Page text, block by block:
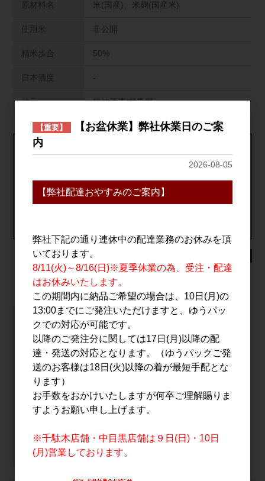
原材料名 米(国産)、米麹(国産米)
使用米 非公開
精米歩合 50%
日本酒度 -
蔵元 龍神酒造/群馬県
1個口につき､19,800円(税込)以上のご購入で送料無料！
※北海道･中国･四国･九州･沖縄･離島は対象外の為､送料が発生
致します｡
※自社配送便は対象外
龍神酒造/群馬県
龍神の井戸より汲み上げるやわらかな極軟水を用い米の個性
を引き出す酒造りを心がけ、米本来の旨味を味わえる芳醇旨
口タイプの酒質を目指しております。
最もこだわるのは、日本酒ならではの伝統技法とその技を用
伝統の技を土台にしつつ、新たな挑戦を行い技術を磨き、
日々精進していっております。
【重要】
【お盆休業】弊社休業日のご案
内
2026-08-05
【弊社配達おやすみのご案内】
弊社下記の通り連休中の配達業務のお休みを頂
いております。
8/11(火)～8/16(日)※夏季休業の為、受注・配達
はお休みいたします。
この期間内に納品ご希望の場合は、10日(月)の
13:00までにご発注いただけますと、ゆうパッ
クでの対応が可能です。
以降のご発注分に関しては17日(月)以降の配
達・発送の対応となります。（ゆうパックご発
送のお客様は18日(火)以降の着が最短手配とな
ります）
お手数をおかけいたしますが何卒ご理解賜りま
すようお願い申し上げます。
※千駄木店舗・中目黒店舗は９日(日)・10日
(月)営業しております。